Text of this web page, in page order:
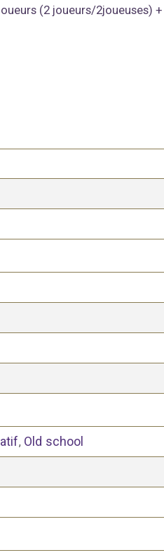
(2 joueurs/2joueuses)
, Old school